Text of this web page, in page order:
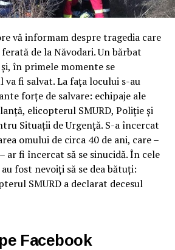
vă informam despre tragedia care
de la Năvodari. Un bărbat
în primele momente se
va fi salvat. La fața locului s-au
forțe de salvare: echipaje ale
elicopterul SMURD, Poliție și
Situații de Urgență. S-a încercat
omului de circa 40 de ani, care –
fi încercat să se sinucidă. În cele
fost nevoiți să se dea bătuți:
SMURD a declarat decesul
Facebook